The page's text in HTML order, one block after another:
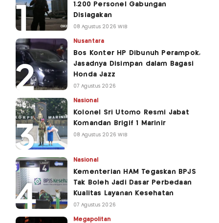
1.200 Personel Gabungan
Disiagakan
08 Agustus 2026 WIB
Nusantara
Bos Konter HP Dibunuh Perampok,
Jasadnya Disimpan dalam Bagasi
Honda Jazz
07 Agustus 2026
Nasional
Kolonel Sri Utomo Resmi Jabat
Komandan Brigif 1 Marinir
08 Agustus 2026 WIB
Nasional
Kementerian HAM Tegaskan BPJS
Tak Boleh Jadi Dasar Perbedaan
Kualitas Layanan Kesehatan
07 Agustus 2026
Megapolitan